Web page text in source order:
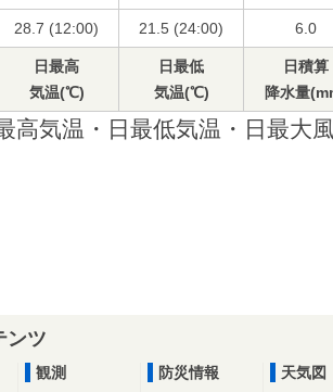
28.7 (12:00) 21.5 (24:00) 6.0
日最高
気温(℃)
日最低
気温(℃)
日積算
降水量
高気温・日最低気温・日最大
ンツ
観測
防災情報
天気図